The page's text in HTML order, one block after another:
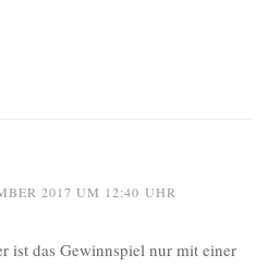
2017 UM 12:40 UHR
ist das Gewinnspiel nur mit einer